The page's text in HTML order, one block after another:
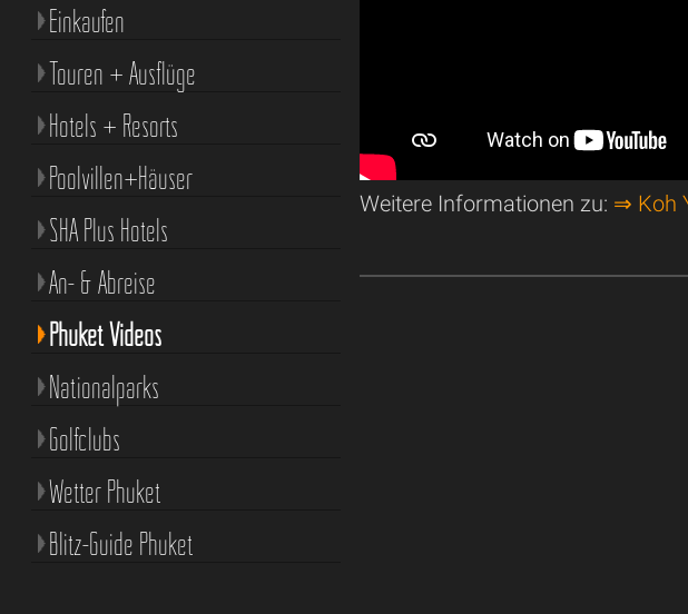
Weitere Informationen zu: ⇒ Koh
Einkaufen
Touren + Ausflüge
Hotels + Resorts
Poolvillen+Häuser
SHA Plus Hotels
An- & Abreise
Phuket Videos
Nationalparks
Golfclubs
Wetter Phuket
Blitz-Guide Phuket